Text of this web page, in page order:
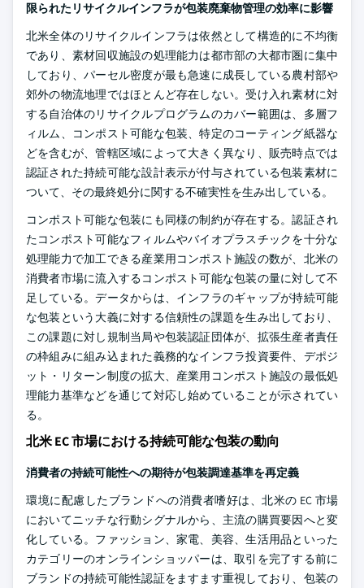
限られたリサイクルインフラが包装廃棄物管理の効率に影響
北米全体のリサイクルインフラは依然として構造的に不均衡
であり、素材回収施設の処理能力は都市部の大都市圏に集中
しており、パーセル密度が最も急速に成長している農村部や
郊外の物流地理ではほとんど存在しない。受け入れ素材に対
する自治体のリサイクルプログラムのカバー範囲は、多層フ
ィルム、コンポスト可能な包装、特定のコーティング紙器な
どを含むが、管轄区域によって大きく異なり、販売時点では
認証された持続可能な設計表示が付与されている包装素材に
ついて、その最終処分に関する不確実性を生み出している。
コンポスト可能な包装にも同様の制約が存在する。認証され
たコンポスト可能なフィルムやバイオプラスチックを十分な
処理能力で加工できる産業用コンポスト施設の数が、北米の
消費者市場に流入するコンポスト可能な包装の量に対して不
足している。データからは、インフラのギャップが持続可能
な包装という大義に対する信頼性の課題を生み出しており、
この課題に対し規制当局や包装認証団体が、拡張生産者責任
の枠組みに組み込まれた義務的なインフラ投資要件、デポジ
ット・リターン制度の拡大、産業用コンポスト施設の最低処
理能力基準などを通じて対応し始めていることが示されてい
る。
北米 EC 市場における持続可能な包装の動向
消費者の持続可能性への期待が包装調達基準を再定義
環境に配慮したブランドへの消費者嗜好は、北米の EC 市場
においてニッチな行動シグナルから、主流の購買要因へと変
化している。ファッション、家電、美容、生活用品といった
カテゴリーのオンラインショッパーは、取引を完了する前に
ブランドの持続可能性認証をますます重視しており、包装の